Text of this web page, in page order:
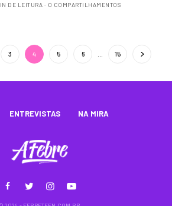
DE LEITURA 0 COMPARTILHAMENTOS
3 4 5 6 15
ENTREVISTAS NA MIRA